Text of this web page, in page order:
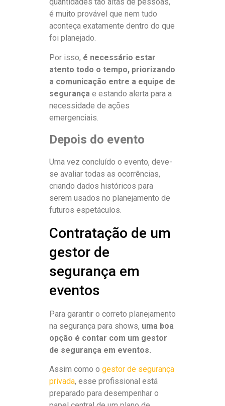
quantidades tão altas de pessoas,
é muito provável que nem tudo
aconteça exatamente dentro do que
foi planejado.
Por isso, é necessário estar
atento todo o tempo, priorizando
a comunicação entre a equipe de
segurança e estando alerta para a
necessidade de ações
emergenciais.
Depois do evento
Uma vez concluído o evento, deve-
se avaliar todas as ocorrências,
criando dados históricos para
serem usados no planejamento de
futuros espetáculos.
Contratação de um
gestor de
segurança em
eventos
Para garantir o correto planejamento
na segurança para shows, uma boa
opção é contar com um gestor
de segurança em eventos.
Assim como o gestor de segurança
privada, esse profissional está
preparado para desempenhar o